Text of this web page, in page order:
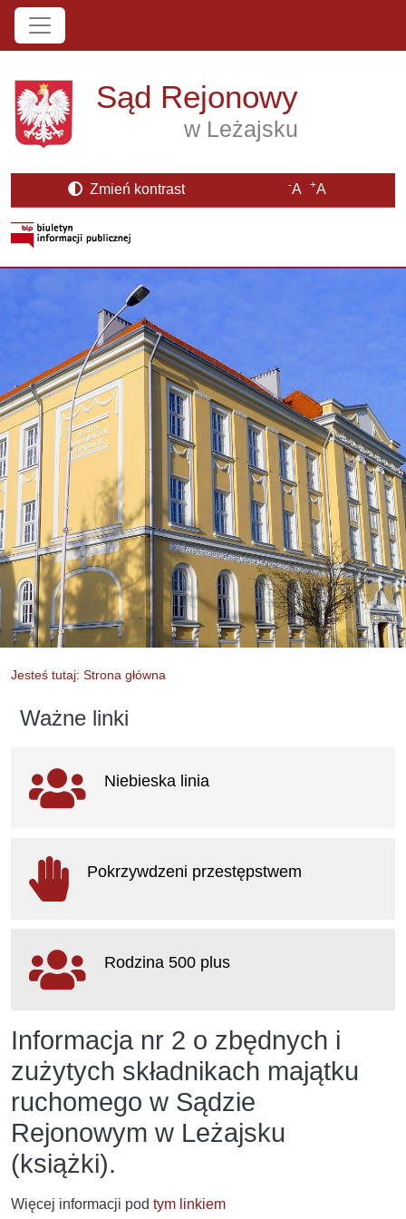
Przejdź do treści
Sąd Rejonowy
w Leżajsku
Zmień kontrast -A +A
Strona BIP otwiera się w nowym oknie
Jesteś tutaj: Strona główna
Informacja nr 2 o zbędnych i
zużytych składnikach majątku
ruchomego w Sądzie
Rejonowym w Leżajsku
(książki).
Więcej informacji pod tym linkiem
Ważne linki
Ważne linki
Niebieska linia
Pokrzywdzeni przestępstwem
Rodzina 500 plus